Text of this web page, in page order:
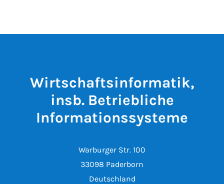
Wirtschaftsinformatik,
insb. Betriebliche
Informationssysteme
Warburger Str. 100
33098 Paderborn
Deutschland